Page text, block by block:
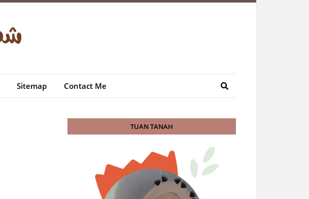
Sitemap Contact Me
TUAN TANAH